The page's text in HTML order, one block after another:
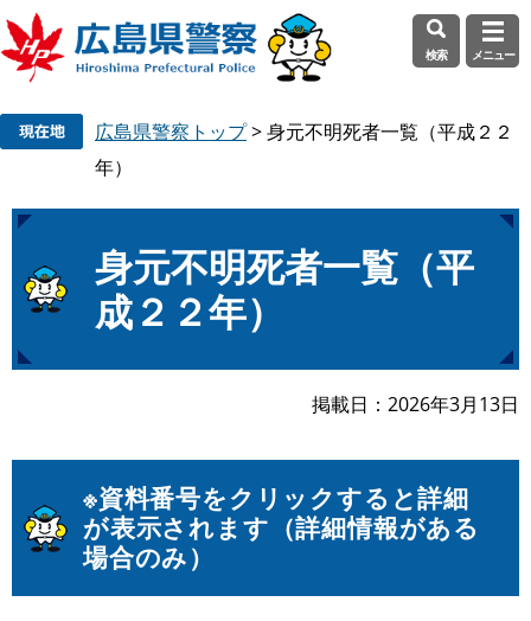
先
を
本
検索 メニュー
広島県警察トップ>身元不明死者一覧（平成２２
年）
文
身元不明死者一覧（平
成２２年）
掲載日 2026年3月13日
※資料番号をクリックすると詳細
が表示されます（詳細情報がある
場合のみ）